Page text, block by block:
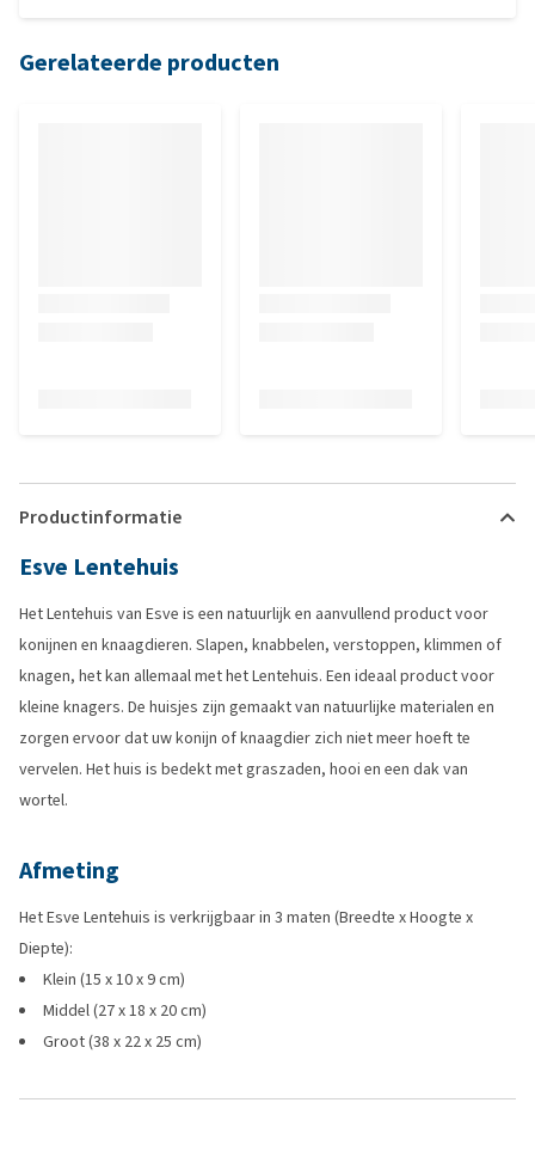
Gerelateerde producten
Productinformatie
Esve Lentehuis
Het Lentehuis van Esve is een natuurlijk en aanvullend product voor
konijnen en knaagdieren. Slapen, knabbelen, verstoppen, klimmen of
knagen, het kan allemaal met het Lentehuis. Een ideaal product voor
kleine knagers. De huisjes zijn gemaakt van natuurlijke materialen en
zorgen ervoor dat uw konijn of knaagdier zich niet meer hoeft te
vervelen. Het huis is bedekt met graszaden, hooi en een dak van
wortel.
Afmeting
Het Esve Lentehuis is verkrijgbaar in 3 maten (Breedte x Hoogte x
Diepte):
Klein (15 x 10 x 9 cm)
Middel (27 x 18 x 20 cm)
Groot (38 x 22 x 25 cm)